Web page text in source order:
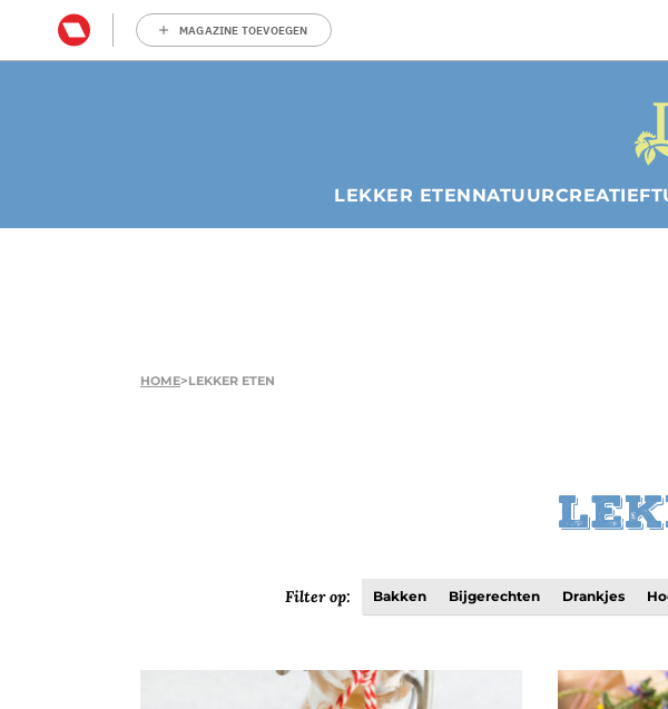
MAGAZINE TOEVOEGEN
LEKKER ETENNATUURCREATIEF
HOME>LEKKER ETEN
Filter op: Bakken Bijgerechten Drankjes